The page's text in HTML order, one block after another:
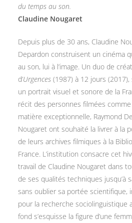
du temps au son.
Claudine Nougaret
Depuis plus de 30 ans, Claudine
Depardon construisent un cinéma
au son, lui à l’image. Un duo de
d’Urgences (1987) à 12 jours
un portrait visuel et sonore de la
récit des personnes filmées
matière exceptionnelle, Raymond
Nougaret ont souhaité la livrer à la
de leurs archives filmiques à la
France. L’institution consacre cet
travail de Claudine Nougaret dans
de ses qualités techniques jusqu’à
sans oublier sa portée scientifique,
pour la recherche sociolinguistique
fond s’esquisse la figure d’une